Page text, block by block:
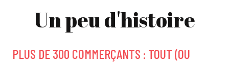
Un peu d'histoire
PLUS DE 300 COMMERÇANTS : TOUT (OU